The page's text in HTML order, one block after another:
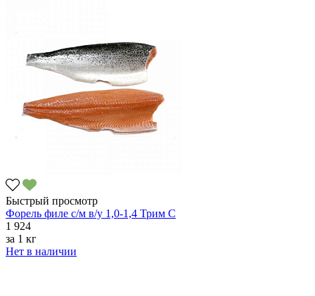
Быстрый просмотр
Форель филе с/м в/у 1,0-1,4 Трим C
1 924
за 1 кг
Нет в наличии